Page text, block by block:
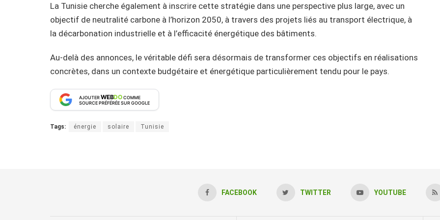
La Tunisie cherche également à inscrire cette stratégie dans une perspective plus large, avec un
objectif de neutralité carbone à l’horizon 2050, à travers des projets liés au transport électrique, à
la décarbonation industrielle et à l’efficacité énergétique des bâtiments.
Au-delà des annonces, le véritable défi sera désormais de transformer ces objectifs en réalisations
concrètes, dans un contexte budgétaire et énergétique particulièrement tendu pour le pays.
AJOUTERWEBDOCOMME
SOURCE PRÉFÉRÉE SUR GOOGLE
Tags: énergie solaire Tunisie
FACEBOOK TWITTER YOUTUBE